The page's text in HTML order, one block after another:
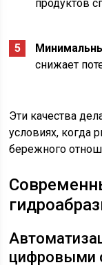
продуктов
снижает
Эти качества
условиях, когда
бережного
цифровыми